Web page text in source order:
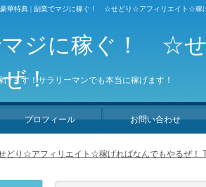
豪華特典 | 副業でマジに稼ぐ！ ☆せどり☆アフィリエイト☆稼
り☆アフィリエイト☆稼げればなんでもやるぜ！
マジに稼ぐ！ ☆
！
げます！サラリーマンでも本当に稼げます！
プロフィール お問い合わせ